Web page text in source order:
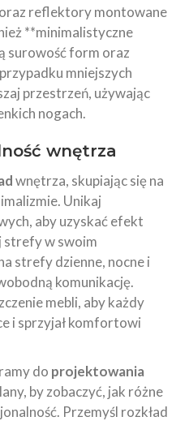
reflektory montowane
**minimalistyczne
surowość form oraz
mniejszych
przestrzeń, używając
nogach.
wnętrza
wnętrza, skupiając się na
Unikaj
aby uzyskać efekt
strefy w swoim
strefy dzienne, nocne i
komunikację.
mebli, aby każdy
i sprzyjał komfortowi
do projektowania
by zobaczyć, jak różne
Przemyśl rozkład